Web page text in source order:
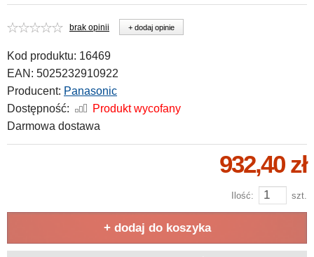
brak opinii + dodaj opinie
Kod produktu: 16469
EAN: 5025232910922
Producent: Panasonic
Dostępność:
Produkt wycofany
Darmowa dostawa
932,40 zł
Ilość: szt.
+ dodaj do koszyka